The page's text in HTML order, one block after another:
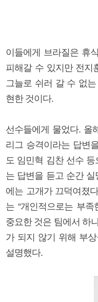
이들에게 브라질은 휴
피해갈 수 있지만 전지
그늘로 쉬러 갈 수 없는
현한 것이다.
선수들에게 물었다. 올
리그 승격이라는 답변
도 임민혁 김찬 선수 등
는 답변을 듣고 순간
에는 고개가 끄덕여졌
는 “개인적으로는 부
중요한 것은 팀에서 하
가 되지 않기 위해 부
설명했다.